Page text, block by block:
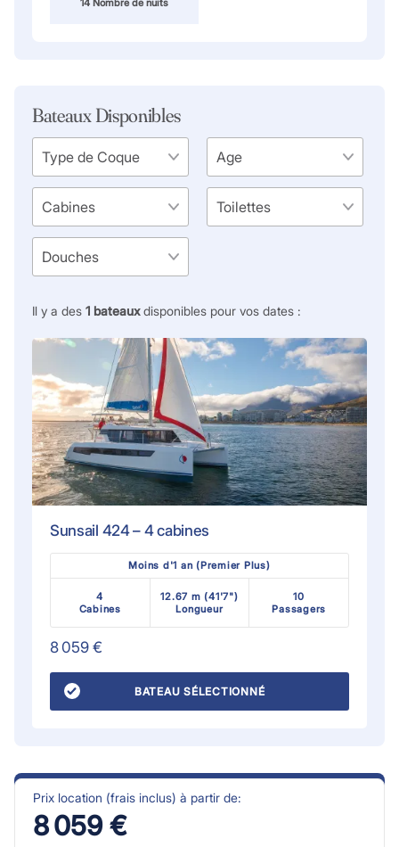
14 Nombre de nuits
Bateaux Disponibles
Il y a des 1bateauxdisponibles pour vos dates :
Sunsail 424 – 4 cabines
Moins d'1 an (Premier Plus)
4
Cabines
12.67 m (41'7")
Longueur
10
Passagers
8 059 €
BATEAU SÉLECTIONNÉ
Prix location (frais inclus) à partir de:
8 059 €